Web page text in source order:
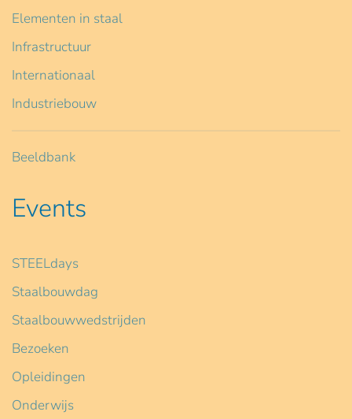
Elementen in staal
Infrastructuur
Internationaal
Industriebouw
Beeldbank
Events
STEELdays
Staalbouwdag
Staalbouwwedstrijden
Bezoeken
Opleidingen
Onderwijs